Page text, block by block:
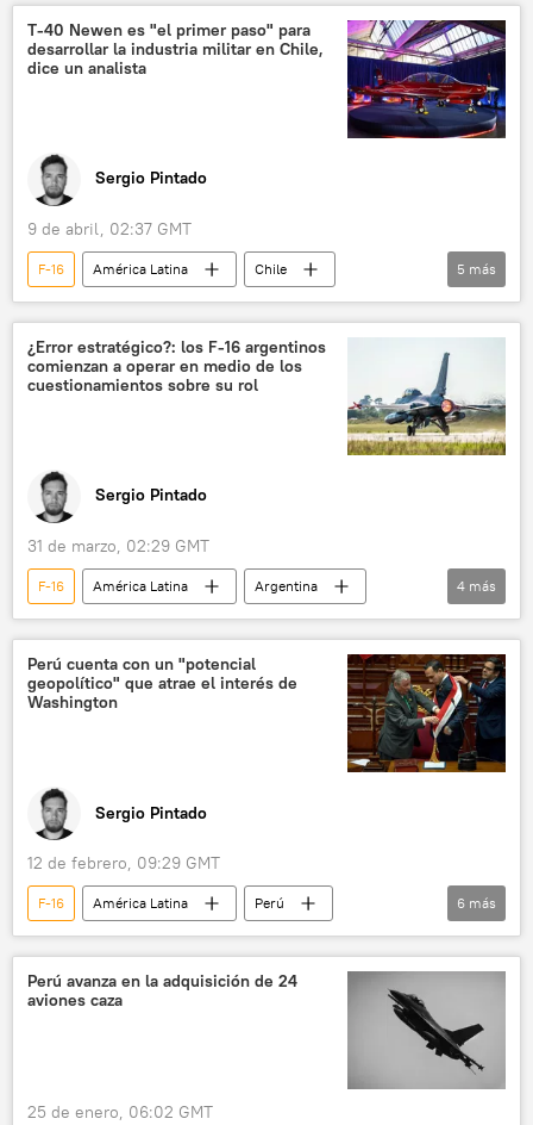
Washington
T-40 Newen es "el primer paso" para
desarrollar la industria militar en Chile,
dice un analista
Sergio Pintado
9 de abril, 02:37 GMT
F-16 América Latina
Chile
🛡️ Industria militar
José Antonio Kast
F-35
T-35 💬 Opinión y Análisis
5 más
¿Error estratégico?: los F-16 argentinos
comienzan a operar en medio de los
cuestionamientos sobre su rol
Sergio Pintado
31 de marzo, 02:29 GMT
F-16 América Latina
Argentina
Brasil
Javier Milei
🛡️ Fuerzas Armadas
💬 Opinión y Análisis
4 más
Perú cuenta con un "potencial
geopolítico" que atrae el interés de
Washington
Sergio Pintado
12 de febrero, 09:29 GMT
F-16 América Latina
Perú
Donald Trump
EEUU
José Jerí
Washington
OTAN
💬 Opinión y Análisis
6 más
Perú avanza en la adquisición de 24
aviones caza
25 de enero, 06:02 GMT